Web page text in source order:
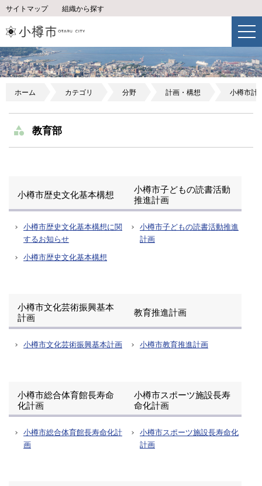
サイトマップ 組織から探す
ホーム カテゴリ 分野 計画・構想 小樽市計
教育部
小樽市歴史文化基本構想
小樽市歴史文化基本構想に関
するお知らせ
小樽市歴史文化基本構想
小樽市子どもの読書活動
推進計画
小樽市子どもの読書活動推進
計画
小樽市文化芸術振興基本
計画
小樽市文化芸術振興基本計画
教育推進計画
小樽市教育推進計画
小樽市総合体育館長寿命
化計画
小樽市総合体育館長寿命化計
画
小樽市スポーツ施設長寿
命化計画
小樽市スポーツ施設長寿命化
計画